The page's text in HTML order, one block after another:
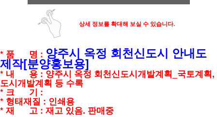
상세 정보를 확대해 보실 수 있습니다.
* 품 명 : 양주시 옥정 회천신도시 안내도
제작[분양홍보용]
* 내 용 : 양주시 옥정 회천신도시개발계획_국토계획,
도시개발계획 등 수록
* 크 기 :
* 형태재질 : 인쇄용
* 재 고 : 재고 있음. 판매중